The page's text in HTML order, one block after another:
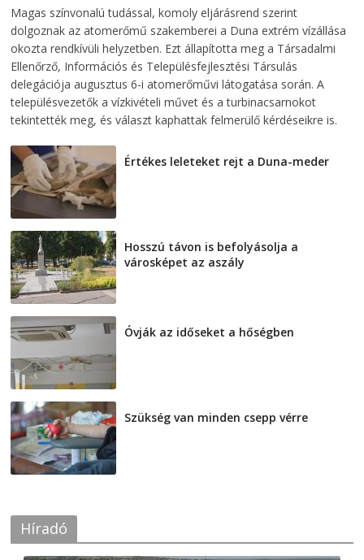
Magas színvonalú tudással, komoly eljárásrend szerint
dolgoznak az atomerőmű szakemberei a Duna extrém vízállása
okozta rendkívüli helyzetben. Ezt állapította meg a Társadalmi
Ellenőrző, Információs és Településfejlesztési Társulás
delegációja augusztus 6-i atomerőművi látogatása során. A
településvezetők a vízkivételi művet és a turbinacsarnokot
tekintették meg, és választ kaphattak felmerülő kérdéseikre is.
Értékes leleteket rejt a Duna-meder
Hosszú távon is befolyásolja a
városképet az aszály
Óvják az időseket a hőségben
Szükség van minden csepp vérre
Híradó